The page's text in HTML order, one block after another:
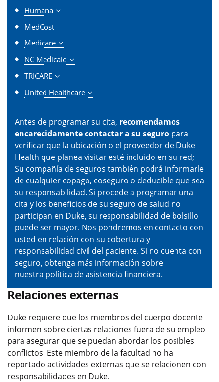
Humana
MedCost
Medicare
NC Medicaid
TRICARE
United Healthcare
Antes de programar su cita, recomendamos
encarecidamente contactar a su seguro para
verificar que la ubicación o el proveedor de Duke
Health que planea visitar esté incluido en su red;
Su compañía de seguros también podrá informarle
de cualquier copago, coseguro o deducible que sea
su responsabilidad. Si procede a programar una
cita y los beneficios de su seguro de salud no
participan en Duke, su responsabilidad de bolsillo
puede ser mayor. Nos pondremos en contacto con
usted en relación con su cobertura y
responsabilidad civil del paciente. Si no cuenta con
seguro, obtenga más información sobre
nuestra política de asistencia financiera.
Relaciones externas
Duke requiere que los miembros del cuerpo docente
informen sobre ciertas relaciones fuera de su empleo
para asegurar que se puedan abordar los posibles
conflictos. Este miembro de la facultad no ha
reportado actividades externas que se relacionen con
responsabilidades en Duke.